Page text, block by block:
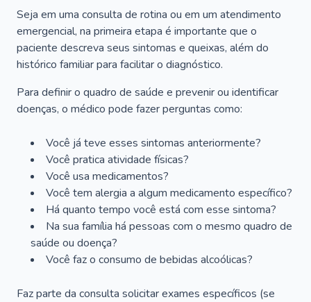
Seja em uma consulta de rotina ou em um atendimento
emergencial, na primeira etapa é importante que o
paciente descreva seus sintomas e queixas, além do
histórico familiar para facilitar o diagnóstico.
Para definir o quadro de saúde e prevenir ou identificar
doenças, o médico pode fazer perguntas como:
Você já teve esses sintomas anteriormente?
Você pratica atividade físicas?
Você usa medicamentos?
Você tem alergia a algum medicamento específico?
Há quanto tempo você está com esse sintoma?
Na sua família há pessoas com o mesmo quadro de
saúde ou doença?
Você faz o consumo de bebidas alcoólicas?
Faz parte da consulta solicitar exames específicos (se